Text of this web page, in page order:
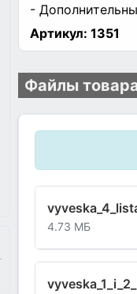
-
Артикул: 1351
Файлы
4.73 МБ